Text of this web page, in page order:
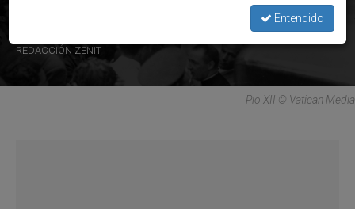
REDACCIÓN ZENIT
Pio XII © Vatican Media
Entendido